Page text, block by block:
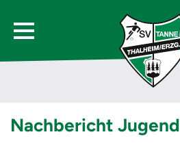
Nachbericht Jugend